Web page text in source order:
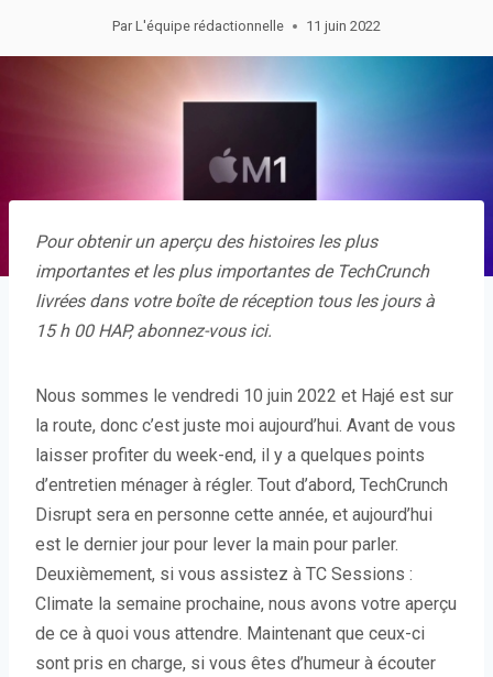
Par L'équipe rédactionnelle 11 juin 2022
Pour obtenir un aperçu des histoires les plus
importantes et les plus importantes de TechCrunch
livrées dans votre boîte de réception tous les jours à
15 h 00 HAP,abonnez-vous ici.
Nous sommes le vendredi 10 juin 2022 et Hajé est sur
la route, donc c’est juste moi aujourd’hui. Avant de vous
laisser profiter du week-end, il y a quelques points
d’entretien ménager à régler. Tout d’abord, TechCrunch
Disrupt sera en personne cette année, et aujourd’hui
est le dernier jour pour lever la main pour parler.
Deuxièmement, si vous assistez à TC Sessions :
Climate la semaine prochaine, nous avons votre aperçu
de ce à quoi vous attendre. Maintenant que ceux-ci
sont pris en charge, si vous êtes d’humeur à écouter